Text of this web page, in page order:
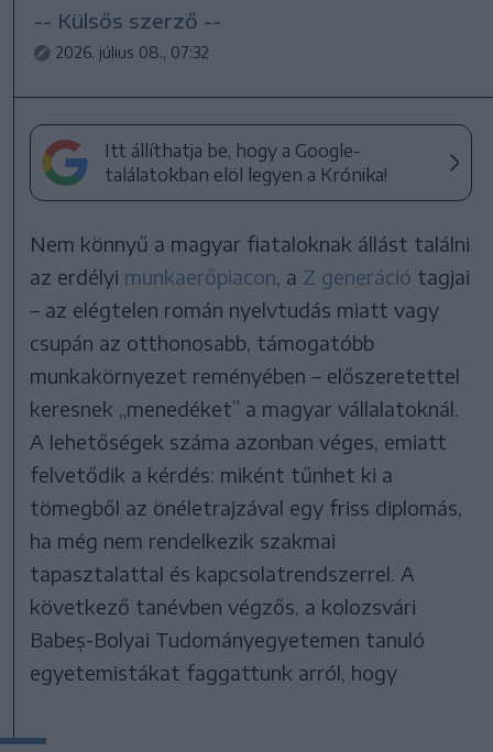
-- Külsős szerző --
2026. július 08., 07:32
Itt állíthatja be, hogy a Google-
találatokban elöl legyen a Krónika!
Nem könnyű a magyar fiataloknak állást találni
az erdélyi munkaerőpiacon, a Z generáció tagjai
– az elégtelen román nyelvtudás miatt vagy
csupán az otthonosabb, támogatóbb
munkakörnyezet reményében – előszeretettel
keresnek „menedéket” a magyar vállalatoknál.
A lehetőségek száma azonban véges, emiatt
felvetődik a kérdés: miként tűnhet ki a
tömegből az önéletrajzával egy friss diplomás,
ha még nem rendelkezik szakmai
tapasztalattal és kapcsolatrendszerrel. A
következő tanévben végzős, a kolozsvári
Babeș-Bolyai Tudományegyetemen tanuló
egyetemistákat faggattunk arról, hogy